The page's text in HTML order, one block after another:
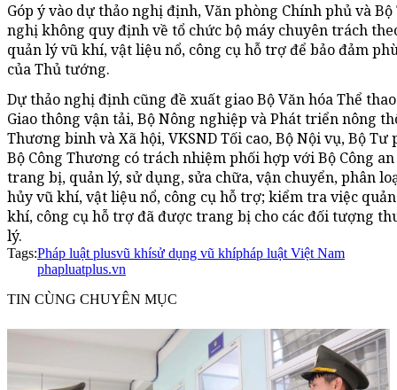
Góp ý vào dự thảo nghị định, Văn phòng Chính phủ và
nghị không quy định về tổ chức bộ máy chuyên trách
quản lý vũ khí, vật liệu nổ, công cụ hỗ trợ để bảo đảm
của Thủ tướng.
Dự thảo nghị định cũng đề xuất giao Bộ Văn hóa Thể
Giao thông vận tải, Bộ Nông nghiệp và Phát triển nông
Thương binh và Xã hội, VKSND Tối cao, Bộ Nội vụ, Bộ Tư
Bộ Công Thương có trách nhiệm phối hợp với Bộ Công
trang bị, quản lý, sử dụng, sửa chữa, vận chuyển, phân
hủy vũ khí, vật liệu nổ, công cụ hỗ trợ; kiểm tra việc
khí, công cụ hỗ trợ đã được trang bị cho các đối tượng
lý.
Tags:Pháp luật plusvũ khísử dụng vũ khípháp luật Việt Nam
phapluatplus.vn
TIN CÙNG CHUYÊN MỤC